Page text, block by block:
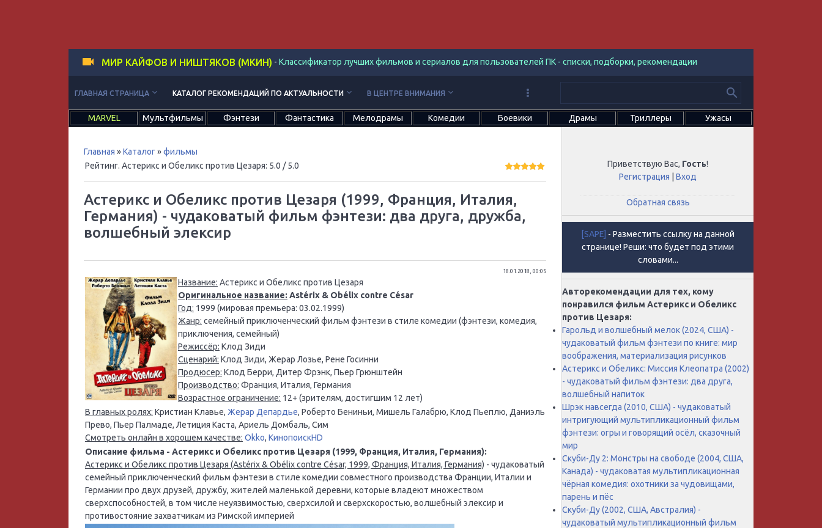
МИР КАЙФОВ И НИШТЯКОВ (МКИН) - Классификатор лучших фильмов и сериалов для пользователей ПК - списки, подборки, рекомендации
ГЛАВНАЯ СТРАНИЦА keyboard_arrow_down КАТАЛОГ РЕКОМЕНДАЦИЙ ПО АКТУАЛЬНОСТИ keyboard_arrow_down В ЦЕНТРЕ ВНИМАНИЯ keyboard_arrow_down
MARVEL Мультфильмы Фэнтези Фантастика Мелодрамы Комедии Боевики Драмы Триллеры Ужасы
Главная »Каталог»фильмы
Рейтинг. Астерикс и Обеликс против Цезаря: 5.0 / 5.0
Астерикс и Обеликс против Цезаря (1999, Франция, Италия,
Германия) - чудаковатый фильм фэнтези: два друга, дружба,
волшебный элексир
18.01.2018, 00:05
Название: Астерикс и Обеликс против Цезаря
Оригинальное название: Astérix & Obélix contre César
Год: 1999 (мировая премьера: 03.02.1999)
Жанр: семейный приключенческий фильм фэнтези в стиле комедии (фэнтези, комедия,
приключения, семейный)
Режиссёр: Клод Зиди
Сценарий: Клод Зиди, Жерар Лозье, Рене Госинни
Продюсер: Клод Берри, Дитер Фрэнк, Пьер Грюнштейн
Производство: Франция, Италия, Германия
Возрастное ограничение: 12+ (зрителям, достигшим 12 лет)
В главных ролях: Кристиан Клавье, Жерар Депардье, Роберто Бениньи, Мишель Галабрю, Клод Пьеплю, Даниэль
Прево, Пьер Палмаде, Летиция Каста, Ариель Домбаль, Сим
Смотреть онлайн в хорошем качестве: Okko, КинопоискHD
Описание фильма - Астерикс и Обеликс против Цезаря (1999, Франция, Италия, Германия):
Астерикс и Обеликс против Цезаря (Astérix & Obélix contre César, 1999, Франция, Италия, Германия) - чудаковатый
семейный приключенческий фильм фэнтези в стиле комедии совместного производства Франции, Италии и
Германии про двух друзей, дружбу, жителей маленькой деревни, которые владеют множеством
сверхспособностей, в том числе неуязвимостью, сверхсилой и сверхскоростью, волшебный элексир и
противостояние захватчикам из Римской империей
Приветствую Вас, Гость!
Регистрация |Вход
Обратная связь
[SAPE] - Разместить ссылку на данной
странице! Реши: что будет под этими
словами...
Авторекомендации для тех, кому
понравился фильм Астерикс и Обеликс
против Цезаря:
Гарольд и волшебный мелок (2024, США) -
чудаковатый фильм фэнтези по книге: мир
воображения, материализация рисунков
Астерикс и Обеликс: Миссия Клеопатра (2002)
- чудаковатый фильм фэнтези: два друга,
волшебный напиток
Шрэк навсегда (2010, США) - чудаковатый
интригующий мультипликационный фильм
фэнтези: огры и говорящий осёл, сказочный
мир
Скуби-Ду 2: Монстры на свободе (2004, США,
Канада) - чудаковатая мультипликационная
чёрная комедия: охотники за чудовищами,
парень и пёс
Скуби-Ду (2002, США, Австралия) -
чудаковатый мультипликационный фильм